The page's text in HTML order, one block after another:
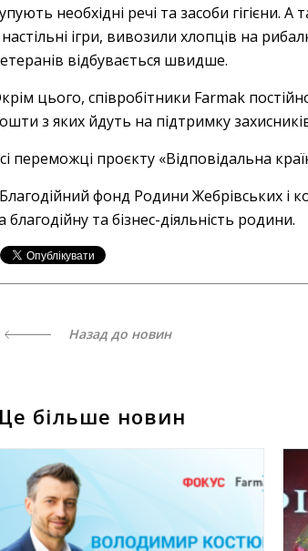
необхідні речі та засоби гігієни.
ігри, вивозили хлопців на
відбувається швидше.
цього, співробітники Farmak
з яких йдуть на підтримку
переможці проєкту «Відповідальна
фонд Родини Жебрівських і
благодійну та бізнес-діяльність родини.
Назад до новин
більше новин